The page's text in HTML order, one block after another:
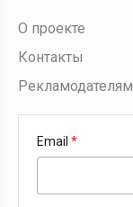
О проекте
Контакты
Рекламодателям
Email